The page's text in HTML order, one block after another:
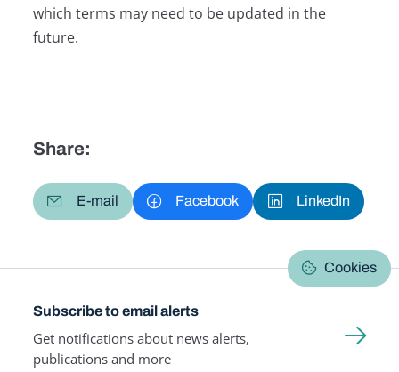
which terms may need to be updated in the
future.
Share:
E-mail Facebook LinkedIn
Cookies
Subscribe to email alerts
Get notifications about news alerts,
publications and more